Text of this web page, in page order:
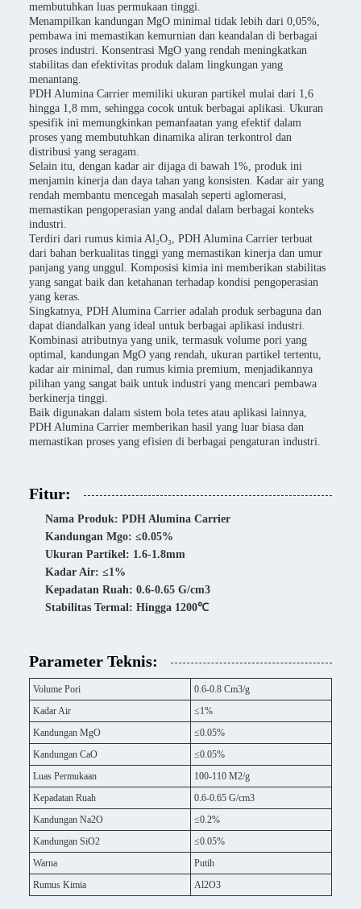
membutuhkan luas permukaan tinggi.
Menampilkan kandungan MgO minimal tidak lebih dari 0,05%,
pembawa ini memastikan kemurnian dan keandalan di berbagai
proses industri. Konsentrasi MgO yang rendah meningkatkan
stabilitas dan efektivitas produk dalam lingkungan yang
menantang.
PDH Alumina Carrier memiliki ukuran partikel mulai dari 1,6
hingga 1,8 mm, sehingga cocok untuk berbagai aplikasi. Ukuran
spesifik ini memungkinkan pemanfaatan yang efektif dalam
proses yang membutuhkan dinamika aliran terkontrol dan
distribusi yang seragam.
Selain itu, dengan kadar air dijaga di bawah 1%, produk ini
menjamin kinerja dan daya tahan yang konsisten. Kadar air yang
rendah membantu mencegah masalah seperti aglomerasi,
memastikan pengoperasian yang andal dalam berbagai konteks
industri.
Terdiri dari rumus kimia Al₂O₃, PDH Alumina Carrier terbuat
dari bahan berkualitas tinggi yang memastikan kinerja dan umur
panjang yang unggul. Komposisi kimia ini memberikan stabilitas
yang sangat baik dan ketahanan terhadap kondisi pengoperasian
yang keras.
Singkatnya, PDH Alumina Carrier adalah produk serbaguna dan
dapat diandalkan yang ideal untuk berbagai aplikasi industri.
Kombinasi atributnya yang unik, termasuk volume pori yang
optimal, kandungan MgO yang rendah, ukuran partikel tertentu,
kadar air minimal, dan rumus kimia premium, menjadikannya
pilihan yang sangat baik untuk industri yang mencari pembawa
berkinerja tinggi.
Baik digunakan dalam sistem bola tetes atau aplikasi lainnya,
PDH Alumina Carrier memberikan hasil yang luar biasa dan
memastikan proses yang efisien di berbagai pengaturan industri.
Fitur:
Nama Produk: PDH Alumina Carrier
Kandungan Mgo: ≤0.05%
Ukuran Partikel: 1.6-1.8mm
Kadar Air: ≤1%
Kepadatan Ruah: 0.6-0.65 G/cm3
Stabilitas Termal: Hingga 1200℃
Parameter Teknis:
Volume Pori
0.6-0.8 Cm3/g
Kadar Air
≤1%
Kandungan MgO
≤0.05%
Kandungan CaO
≤0.05%
Luas Permukaan
100-110 M2/g
Kepadatan Ruah
0.6-0.65 G/cm3
Kandungan Na2O
≤0.2%
Kandungan SiO2
≤0.05%
Warna
Putih
Rumus Kimia
Al2O3